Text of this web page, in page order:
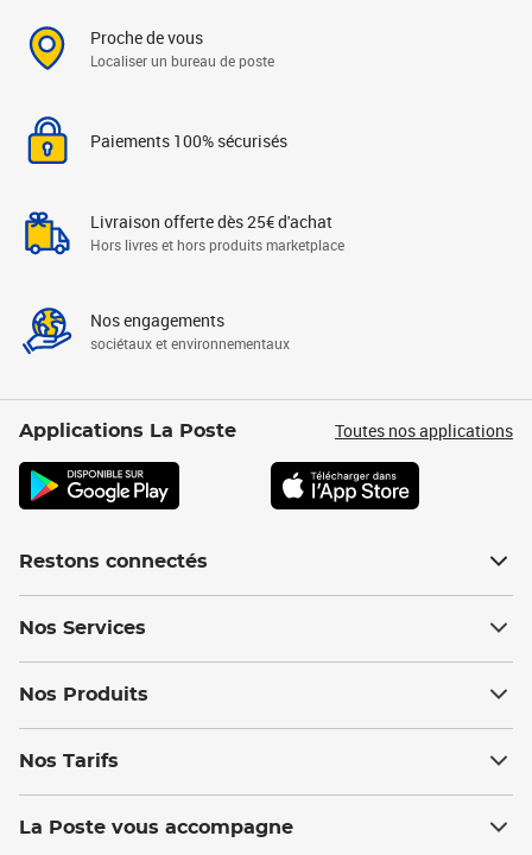
Proche de vous
Localiser un bureau de poste
Paiements 100% sécurisés
Livraison offerte dès 25€ d'achat
Hors livres et hors produits marketplace
Nos engagements
sociétaux et environnementaux
Applications La Poste Toutes nos applications
Restons connectés
Nos Services
Nos Produits
Nos Tarifs
La Poste vous accompagne